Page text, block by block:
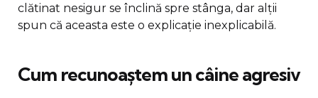
clătinat nesigur se înclină spre stânga, dar alții
spun că aceasta este o explicație inexplicabilă.
Cum recunoaștem un câine agresiv